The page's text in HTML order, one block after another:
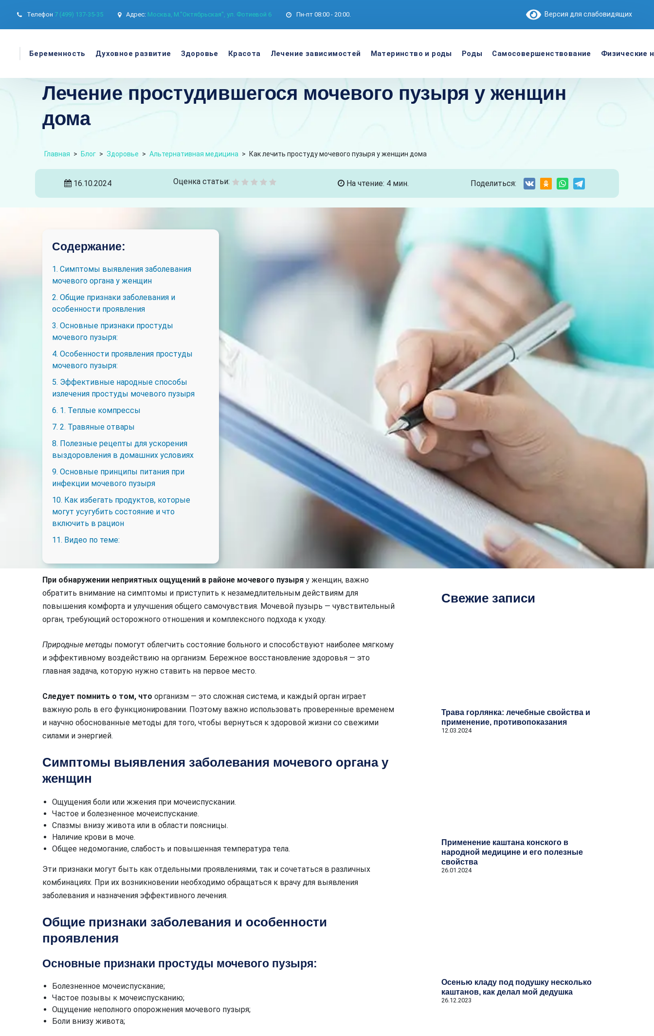
Телефон 7 (499) 137-35-35 Адрес: Москва, М."Октябрьская", ул. Фотиевой 6 Пн-пт 08:00 - 20:00. Версия для слабовидящих
Беременность Духовное развитие Здоровье Красота Лечение зависимостей Материнство и роды Роды Самосовершенствование Физические
Лечение простудившегося мочевого пузыря у женщин
дома
Главная > Блог > Здоровье > Альтернативная медицина > Как лечить простуду мочевого пузыря у женщин дома
16.10.2024 Оценка статьи: На чтение: 4 мин. Поделиться:
Содержание:
1. Симптомы выявления заболевания
мочевого органа у женщин
2. Общие признаки заболевания и
особенности проявления
3. Основные признаки простуды
мочевого пузыря:
4. Особенности проявления простуды
мочевого пузыря:
5. Эффективные народные способы
излечения простуды мочевого пузыря
6. 1. Теплые компрессы
7. 2. Травяные отвары
8. Полезные рецепты для ускорения
выздоровления в домашних условиях
9. Основные принципы питания при
инфекции мочевого пузыря
10. Как избегать продуктов, которые
могут усугубить состояние и что
включить в рацион
11. Видео по теме:
При обнаружении неприятных ощущений в районе мочевого пузыря у женщин, важно
обратить внимание на симптомы и приступить к незамедлительным действиям для
повышения комфорта и улучшения общего самочувствия. Мочевой пузырь — чувствительный
орган, требующий осторожного отношения и комплексного подхода к уходу.
Природные методы помогут облегчить состояние больного и способствуют наиболее мягкому
и эффективному воздействию на организм. Бережное восстановление здоровья — это
главная задача, которую нужно ставить на первое место.
Следует помнить о том, что организм — это сложная система, и каждый орган играет
важную роль в его функционировании. Поэтому важно использовать проверенные временем
и научно обоснованные методы для того, чтобы вернуться к здоровой жизни со свежими
силами и энергией.
Симптомы выявления заболевания мочевого органа у
женщин
Ощущения боли или жжения при мочеиспускании.
Частое и болезненное мочеиспускание.
Спазмы внизу живота или в области поясницы.
Наличие крови в моче.
Общее недомогание, слабость и повышенная температура тела.
Эти признаки могут быть как отдельными проявлениями, так и сочетаться в различных
комбинациях. При их возникновении необходимо обращаться к врачу для выявления
заболевания и назначения эффективного лечения.
Общие признаки заболевания и особенности
проявления
Основные признаки простуды мочевого пузыря:
Болезненное мочеиспускание;
Частое позывы к мочеиспусканию;
Ощущение неполного опорожнения мочевого пузыря;
Боли внизу живота;
Свежие записи
Трава горлянка: лечебные свойства и
применение, противопоказания
12.03.2024
Применение каштана конского в
народной медицине и его полезные
свойства
26.01.2024
Осенью кладу под подушку несколько
каштанов, как делал мой дедушка
26.12.2023